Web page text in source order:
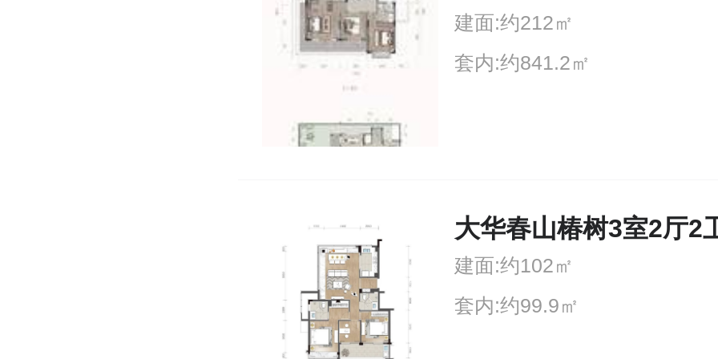
建面:约212㎡
套内:约841.2㎡
大华春山椿树3室2厅2
建面:约102㎡
套内:约99.9㎡